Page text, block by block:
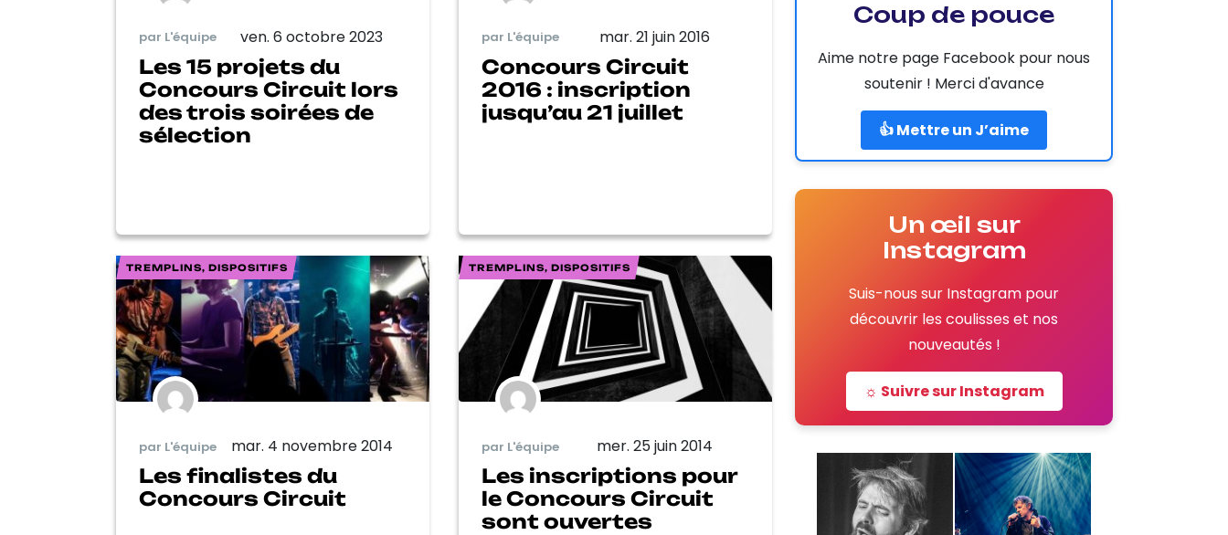
par L'équipe ven. 6 octobre 2023
Les 15 projets du
Concours Circuit lors
des trois soirées de
sélection
par L'équipe mar. 21 juin 2016
Concours Circuit
2016 : inscription
jusqu’au 21 juillet
TREMPLINS, DISPOSITIFS
par L'équipe mar. 4 novembre 2014
Les finalistes du
Concours Circuit
TREMPLINS, DISPOSITIFS
par L'équipe mer. 25 juin 2014
Les inscriptions pour
le Concours Circuit
sont ouvertes
Coup de pouce
Aime notre page Facebook pour nous
soutenir ! Merci d'avance
👍 Mettre un J’aime
Un œil sur
Instagram
Suis-nous sur Instagram pour
découvrir les coulisses et nos
nouveautés !
☼ Suivre sur Instagram